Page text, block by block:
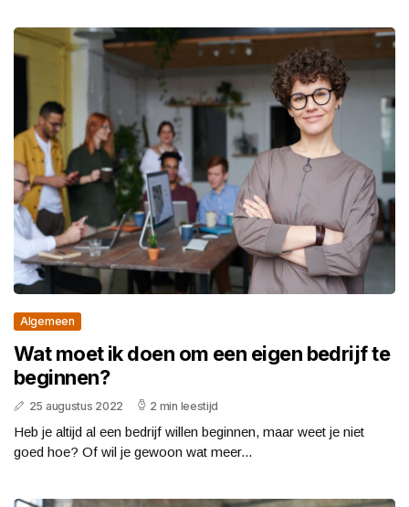
Algemeen
Wat moet ik doen om een eigen bedrijf te
beginnen?
25 augustus 2022 2 min leestijd
Heb je altijd al een bedrijf willen beginnen, maar weet je niet
goed hoe? Of wil je gewoon wat meer...